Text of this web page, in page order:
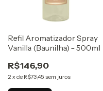
Refil Aromatizador Spray
Vanilla (Baunilha) - 500ml
R$146,90
2 x de R$73,45 sem juros